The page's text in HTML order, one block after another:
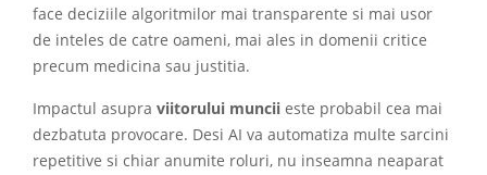
face deciziile algoritmilor mai transparente si mai usor
de inteles de catre oameni, mai ales in domenii critice
precum medicina sau justitia.
Impactul asupra viitorului muncii este probabil cea mai
dezbatuta provocare. Desi AI va automatiza multe sarcini
repetitive si chiar anumite roluri, nu inseamna neaparat